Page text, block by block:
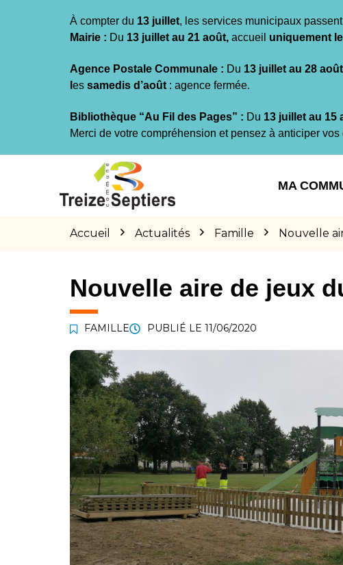
À compter du 13 juillet, les services municipaux
Mairie : Du 13 juillet au 21 août, accueil uniquement
Agence Postale Communale : Du 13 juillet au 28
es samedis d’août : agence fermée.
Bibliothèque “Au Fil des Pages” : Du 13 juillet au 15
Merci de votre compréhension et pensez à anticiper
MA
Accueil Actualités Famille Nouvelle
Nouvelle aire de jeux
FAMILLE PUBLIÉ LE 11/06/2020